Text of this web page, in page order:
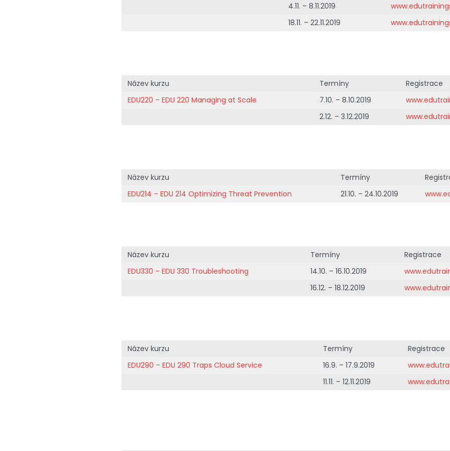
4.11. – 8.11.2019
18.11. – 22.11.2019
Název kurzu Termíny
Registrace
EDU220 – EDU 220 Managing at Scale
7.10. – 8.10.2019
2.12. – 3.12.2019
Název kurzu Termíny
EDU214 – EDU 214 Optimizing Threat Prevention
21.10. – 24.10.2019
Název kurzu Termíny
Registrace
EDU330 – EDU 330 Troubleshooting
14.10. – 16.10.2019
16.12. – 18.12.2019
Název kurzu Termíny
Registrace
EDU290 – EDU 290 Traps Cloud Service
16.9. – 17.9.2019
11.11. – 12.11.2019